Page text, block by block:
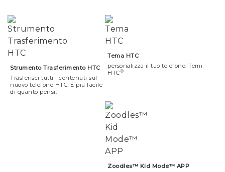
Strumento Trasferimento HTC
Trasferisci tutti i contenuti sul
nuovo telefono HTC. È più facile
di quanto pensi.
Tema HTC
personalizza il tuo telefono: Temi
HTC®
Zoodles™ Kid Mode™ APP